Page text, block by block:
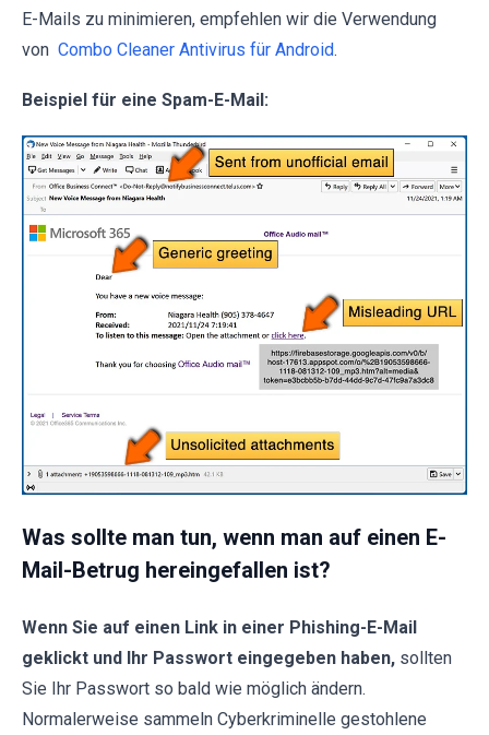
E-Mails zu minimieren, empfehlen wir die Verwendung
von Combo Cleaner Antivirus für Android.
Beispiel für eine Spam-E-Mail:
Was sollte man tun, wenn man auf einen E-
Mail-Betrug hereingefallen ist?
Wenn Sie auf einen Link in einer Phishing-E-Mail
geklickt und Ihr Passwort eingegeben haben, sollten
Sie Ihr Passwort so bald wie möglich ändern.
Normalerweise sammeln Cyberkriminelle gestohlene